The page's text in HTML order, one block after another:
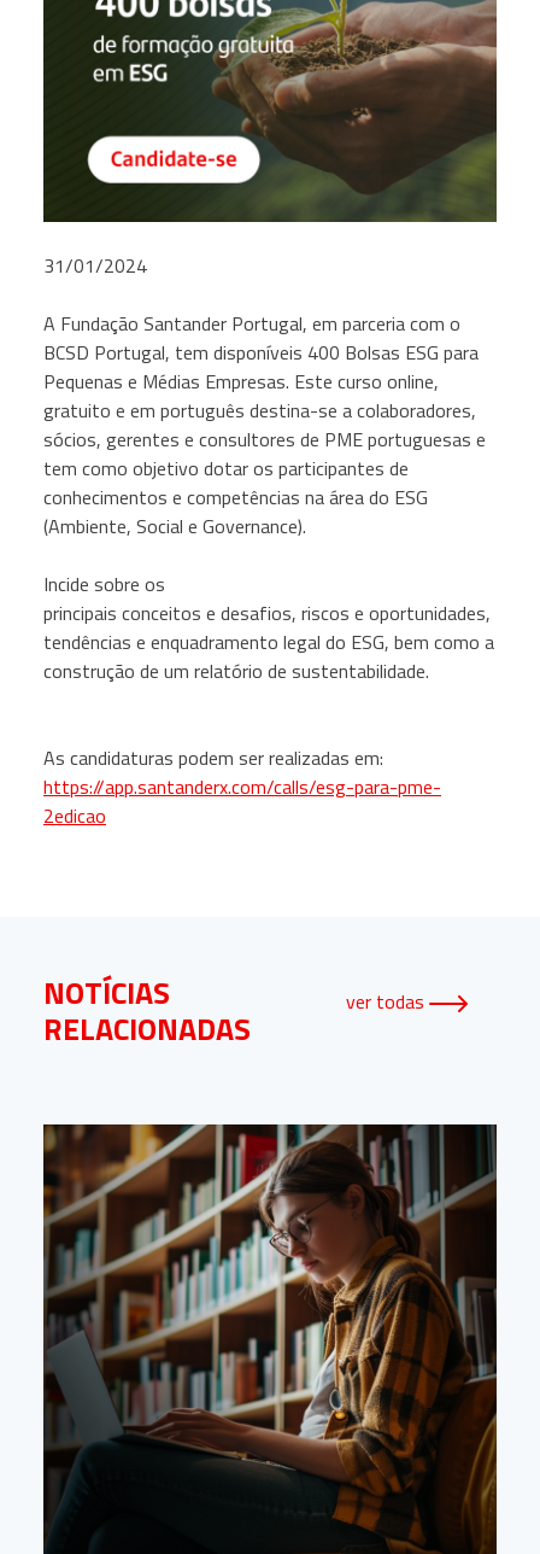
31/01/2024
A Fundação Santander Portugal, em parceria com o
BCSD Portugal, tem disponíveis 400 Bolsas ESG para
Pequenas e Médias Empresas. Este curso online,
gratuito e em português destina-se a colaboradores,
sócios, gerentes e consultores de PME portuguesas e
tem como objetivo dotar os participantes de
conhecimentos e competências na área do ESG
(Ambiente, Social e Governance).
Incide sobre os
principais conceitos e desafios, riscos e oportunidades,
tendências e enquadramento legal do ESG, bem como a
construção de um relatório de sustentabilidade.
As candidaturas podem ser realizadas em:
https://app.santanderx.com/calls/esg-para-pme-
2edicao
NOTÍCIAS
RELACIONADAS
ver todas